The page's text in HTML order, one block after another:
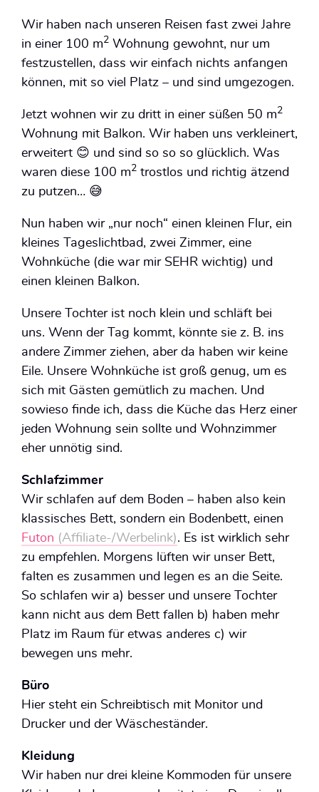
Wir haben nach unseren Reisen fast zwei Jahre
in einer 100 m2 Wohnung gewohnt, nur um
festzustellen, dass wir einfach nichts anfangen
können, mit so viel Platz – und sind umgezogen.
Jetzt wohnen wir zu dritt in einer süßen 50 m2
Wohnung mit Balkon. Wir haben uns verkleinert,
erweitert 😊 und sind so so so glücklich. Was
waren diese 100 m2 trostlos und richtig ätzend
zu putzen… 😅
Nun haben wir „nur noch“ einen kleinen Flur, ein
kleines Tageslichtbad, zwei Zimmer, eine
Wohnküche (die war mir SEHR wichtig) und
einen kleinen Balkon.
Unsere Tochter ist noch klein und schläft bei
uns. Wenn der Tag kommt, könnte sie z. B. ins
andere Zimmer ziehen, aber da haben wir keine
Eile. Unsere Wohnküche ist groß genug, um es
sich mit Gästen gemütlich zu machen. Und
sowieso finde ich, dass die Küche das Herz einer
jeden Wohnung sein sollte und Wohnzimmer
eher unnötig sind.
Schlafzimmer
Wir schlafen auf dem Boden – haben also kein
klassisches Bett, sondern ein Bodenbett, einen
Futon
. Es ist wirklich sehr
zu empfehlen. Morgens lüften wir unser Bett,
falten es zusammen und legen es an die Seite.
So schlafen wir a) besser und unsere Tochter
kann nicht aus dem Bett fallen b) haben mehr
Platz im Raum für etwas anderes c) wir
bewegen uns mehr.
Büro
Hier steht ein Schreibtisch mit Monitor und
Drucker und der Wäscheständer.
Kleidung
Wir haben nur drei kleine Kommoden für unsere